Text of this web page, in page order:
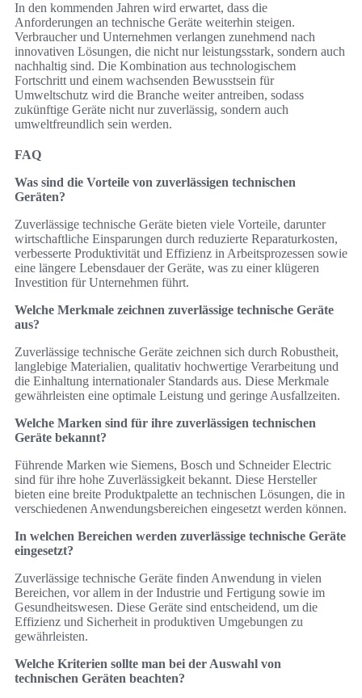
In den kommenden Jahren wird erwartet, dass die
Anforderungen an technische Geräte weiterhin steigen.
Verbraucher und Unternehmen verlangen zunehmend nach
innovativen Lösungen, die nicht nur leistungsstark, sondern auch
nachhaltig sind. Die Kombination aus technologischem
Fortschritt und einem wachsenden Bewusstsein für
Umweltschutz wird die Branche weiter antreiben, sodass
zukünftige Geräte nicht nur zuverlässig, sondern auch
umweltfreundlich sein werden.
FAQ
Was sind die Vorteile von zuverlässigen technischen
Geräten?
Zuverlässige technische Geräte bieten viele Vorteile, darunter
wirtschaftliche Einsparungen durch reduzierte Reparaturkosten,
verbesserte Produktivität und Effizienz in Arbeitsprozessen sowie
eine längere Lebensdauer der Geräte, was zu einer klügeren
Investition für Unternehmen führt.
Welche Merkmale zeichnen zuverlässige technische Geräte
aus?
Zuverlässige technische Geräte zeichnen sich durch Robustheit,
langlebige Materialien, qualitativ hochwertige Verarbeitung und
die Einhaltung internationaler Standards aus. Diese Merkmale
gewährleisten eine optimale Leistung und geringe Ausfallzeiten.
Welche Marken sind für ihre zuverlässigen technischen
Geräte bekannt?
Führende Marken wie Siemens, Bosch und Schneider Electric
sind für ihre hohe Zuverlässigkeit bekannt. Diese Hersteller
bieten eine breite Produktpalette an technischen Lösungen, die in
verschiedenen Anwendungsbereichen eingesetzt werden können.
In welchen Bereichen werden zuverlässige technische Geräte
eingesetzt?
Zuverlässige technische Geräte finden Anwendung in vielen
Bereichen, vor allem in der Industrie und Fertigung sowie im
Gesundheitswesen. Diese Geräte sind entscheidend, um die
Effizienz und Sicherheit in produktiven Umgebungen zu
gewährleisten.
Welche Kriterien sollte man bei der Auswahl von
technischen Geräten beachten?